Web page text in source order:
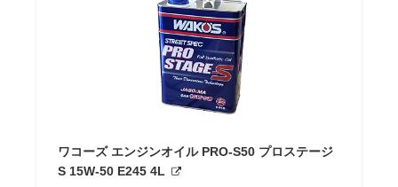
ワコーズ エンジンオイル PRO-S50 プロステージ
S 15W-50 E245 4L